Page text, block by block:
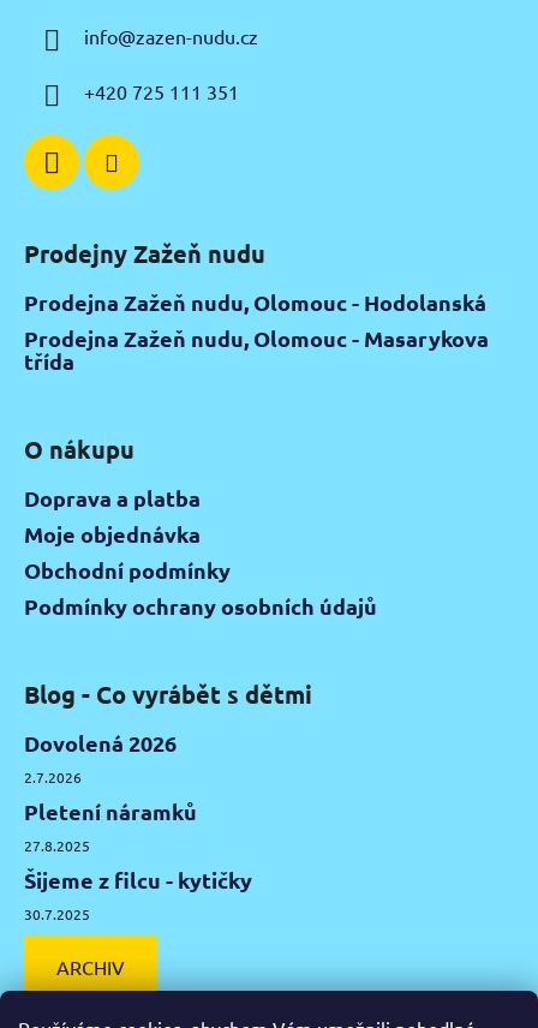
info@zazen-nudu.cz
+420 725 111 351
Prodejny Zažeň nudu
Prodejna Zažeň nudu, Olomouc - Hodolanská
Prodejna Zažeň nudu, Olomouc - Masarykova
třída
O nákupu
Doprava a platba
Moje objednávka
Obchodní podmínky
Podmínky ochrany osobních údajů
Blog - Co vyrábět s dětmi
Dovolená 2026
2.7.2026
Pletení náramků
27.8.2025
Šijeme z filcu - kytičky
30.7.2025
ARCHIV